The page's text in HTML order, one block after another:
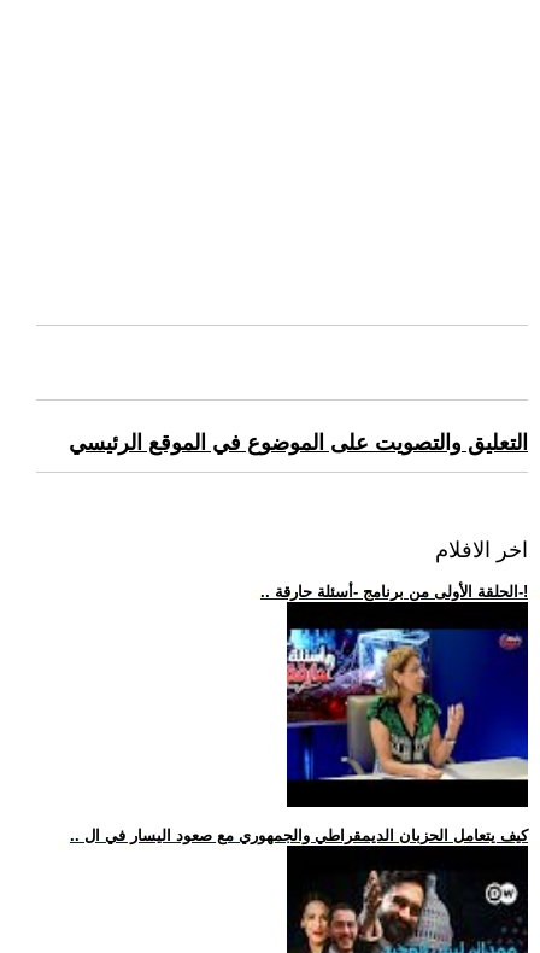
التعليق والتصويت على الموضوع في الموقع الرئيسي
اخر الافلام
.. الحلقة الأولى من برنامج -أسئلة حارقة-!
.. كيف يتعامل الحزبان الديمقراطي والجمهوري مع صعود اليسار في ال